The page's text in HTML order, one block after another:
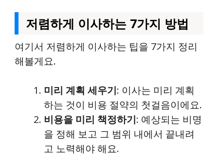
저렴하게 이사하는 7가지 방법
여기서 저렴하게 이사하는 팁을 7가지 정리
해볼게요.
미리 계획 세우기: 이사는 미리 계획
하는 것이 비용 절약의 첫걸음이에요.
비용을 미리 책정하기: 예상되는 비명
을 정해 보고 그 범위 내에서 끝내려
고 노력해야 해요.